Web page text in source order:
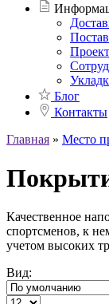
Блог
Контакты
Главная » Место
Качественное
спортсменов, к
учетом высоких
Вид: